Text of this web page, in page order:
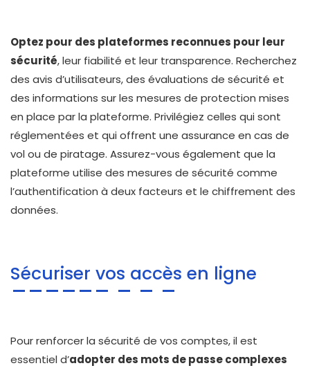
Optez pour des plateformes reconnues pour leur
sécurité, leur fiabilité et leur transparence. Recherchez
des avis d’utilisateurs, des évaluations de sécurité et
des informations sur les mesures de protection mises
en place par la plateforme. Privilégiez celles qui sont
réglementées et qui offrent une assurance en cas de
vol ou de piratage. Assurez-vous également que la
plateforme utilise des mesures de sécurité comme
l’authentification à deux facteurs et le chiffrement des
données.
Sécuriser vos accès en ligne
Pour renforcer la sécurité de vos comptes, il est
essentiel d’adopter des mots de passe complexes